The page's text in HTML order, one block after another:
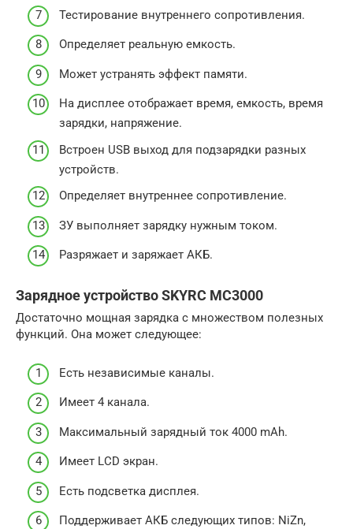
Тестирование внутреннего сопротивления.
Определяет реальную емкость.
Может устранять эффект памяти.
На дисплее отображает время, емкость, время
зарядки, напряжение.
Встроен USB выход для подзарядки разных
устройств.
Определяет внутреннее сопротивление.
ЗУ выполняет зарядку нужным током.
Разряжает и заряжает АКБ.
Зарядное устройство SKYRC MC3000
Достаточно мощная зарядка с множеством полезных
функций. Она может следующее:
Есть независимые каналы.
Имеет 4 канала.
Максимальный зарядный ток 4000 mAh.
Имеет LCD экран.
Есть подсветка дисплея.
Поддерживает АКБ следующих типов: NiZn,